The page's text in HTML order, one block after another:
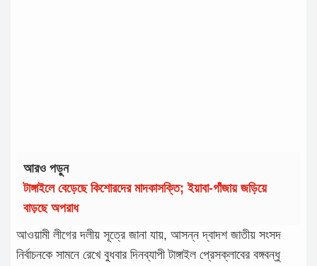
আরও পড়ুন
টাঙ্গাইলে বেড়েছে কিশোরদের মাদকাসক্তি; ইয়াবা-গাঁজায় জড়িয়ে
বাড়ছে অপরাধ
আওয়ামী লীগের দলীয় সূত্রে জানা যায়, আসন্ন দ্বাদশ জাতীয় সংসদ
নির্বাচনকে সামনে রেখে বুধবার দিনব্যাপী টাঙ্গাইল প্রেসক্লাবের বঙ্গবন্ধু